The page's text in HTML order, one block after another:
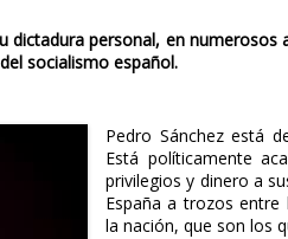
personal, en numerosos
socialismo español.
Pedro Sánchez está
Está políticamente
privilegios y dinero a
España a trozos
la nación, que son los